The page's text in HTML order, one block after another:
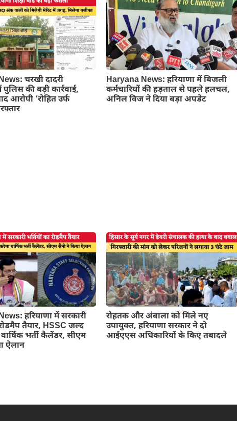
चरखी दादरी
की बड़ी कार्रवाई,
आरोपी ‘रोहित उर्फ
Haryana News: हरियाणा में बिजली
कर्मचारियों की हड़ताल से पहले हलचल,
अनिल विज ने दिया बड़ा अपडेट
हरियाणा में सरकारी
तैयार, HSSC जल्द
भर्ती कैलेंडर, सीएम
ऐलान
रोहतक और अंबाला को मिले नए
उपायुक्त, हरियाणा सरकार ने दो
आईएएस अधिकारियों के किए तबादले